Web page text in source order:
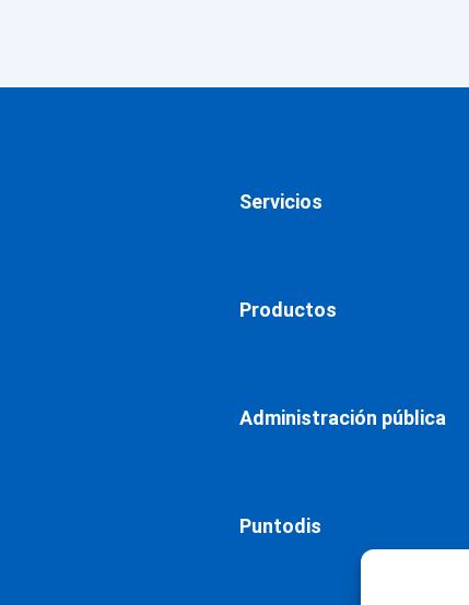
Servicios
Productos
Administración pública
Puntodis